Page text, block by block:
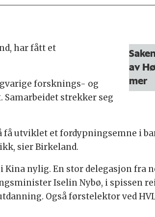
av
mer
har fått et
forsknings- og
strekker seg
få utviklet et fordypningsemne i
sier Birkeland.
nylig. En stor delegasjon fra
Iselin Nybø, i spissen
Også førstelektor ved